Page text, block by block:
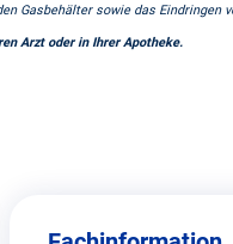
Gasbehälter sowie das Eindringen
Arzt oder in Ihrer Apotheke.